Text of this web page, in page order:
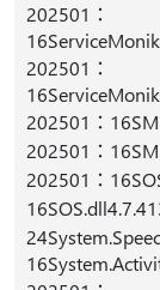
202501：
202501：
202501：
202501：
202501：